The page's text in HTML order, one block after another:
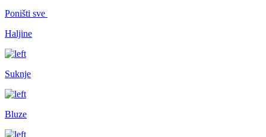
Poništi sve
Haljine
Suknje
Bluze